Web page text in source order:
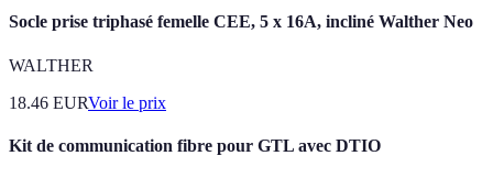
Socle prise triphasé femelle CEE, 5 x 16A, incliné Walther Neo
WALTHER
18.46 EURVoir le prix
Kit de communication fibre pour GTL avec DTIO